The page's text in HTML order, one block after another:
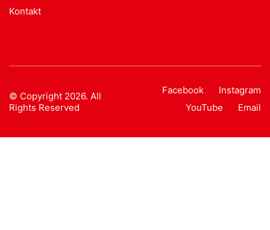
Kontakt
Facebook
Instagram
YouTube
Email
© Copyright 2026. All
Rights Reserved